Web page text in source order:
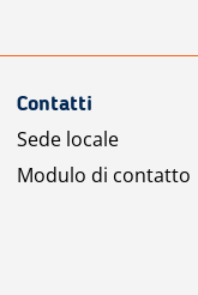
Contatti
Sede locale
Modulo di contatto